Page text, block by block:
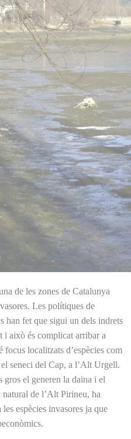
de les zones de Catalunya
Les polítiques de
han fet que sigui un dels indrets
i això és complicat arribar a
focus localitzats d’espècies com
seneci del Cap, a l’Alt Urgell.
gros el generen la daina i el
de l’Alt Pirineu, ha
espècies invasores ja que